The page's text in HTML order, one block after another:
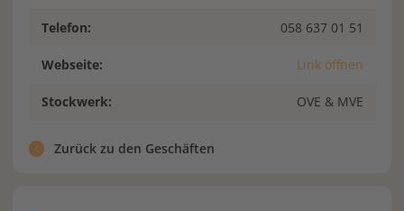
Telefon: 058 637 01 51
Webseite: Link öffnen
Stockwerk: OVE & MVE
Zurück zu den Geschäften